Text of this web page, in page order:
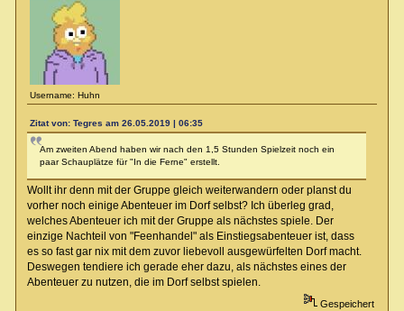
Username: Huhn
Zitat von: Tegres am 26.05.2019 | 06:35
Am zweiten Abend haben wir nach den 1,5 Stunden Spielzeit noch ein
paar Schauplätze für "In die Ferne" erstellt.
Wollt ihr denn mit der Gruppe gleich weiterwandern oder planst du
vorher noch einige Abenteuer im Dorf selbst? Ich überleg grad,
welches Abenteuer ich mit der Gruppe als nächstes spiele. Der
einzige Nachteil von "Feenhandel" als Einstiegsabenteuer ist, dass
es so fast gar nix mit dem zuvor liebevoll ausgewürfelten Dorf macht.
Deswegen tendiere ich gerade eher dazu, als nächstes eines der
Abenteuer zu nutzen, die im Dorf selbst spielen.
Gespeichert